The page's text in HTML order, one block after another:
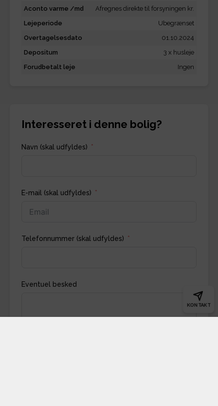
KONTAKT
Aconto varme /md
Afregnes direkte til forsyningen kr.
Lejeperiode
Ubegrænset
Overtagelsesdato
01.10.2024
Depositum
3 x husleje
Forudbetalt leje
Ingen
Interesseret i denne bolig?
Navn (skal udfyldes)
E-mail (skal udfyldes)
Telefonnummer (skal udfyldes)
Eventuel besked